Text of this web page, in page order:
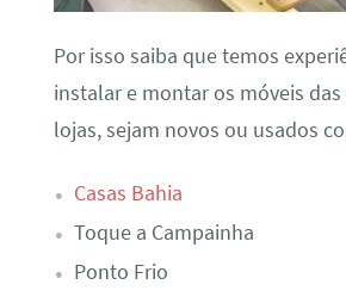
Por isso saiba que temos
instalar e montar os móveis
lojas, sejam novos ou usados
Casas Bahia
Toque a Campainha
Ponto Frio